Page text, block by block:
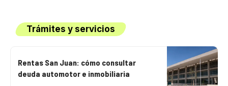
Trámites y servicios
Rentas San Juan: cómo consultar
deuda automotor e inmobiliaria